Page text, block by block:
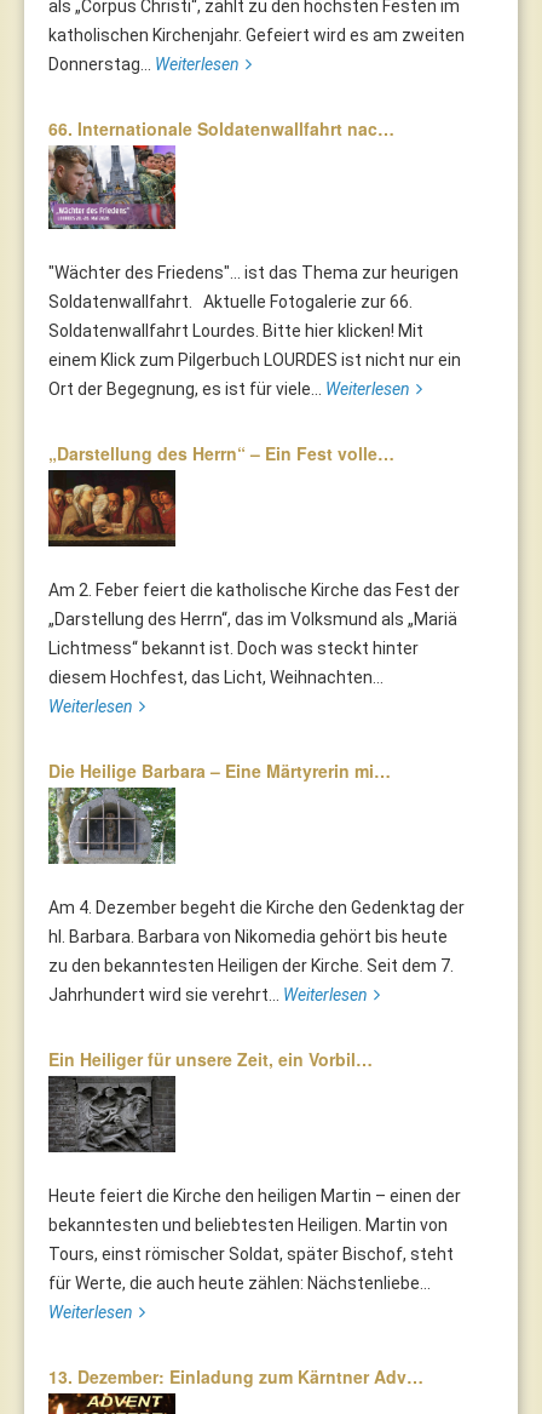
als „Corpus Christi“, zählt zu den höchsten Festen im
katholischen Kirchenjahr. Gefeiert wird es am zweiten
Donnerstag... Weiterlesen
66. Internationale Soldatenwallfahrt nac…
"Wächter des Friedens"... ist das Thema zur heurigen
Soldatenwallfahrt. Aktuelle Fotogalerie zur 66.
Soldatenwallfahrt Lourdes. Bitte hier klicken! Mit
einem Klick zum Pilgerbuch LOURDES ist nicht nur ein
Ort der Begegnung, es ist für viele... Weiterlesen
„Darstellung des Herrn“ – Ein Fest volle…
Am 2. Feber feiert die katholische Kirche das Fest der
„Darstellung des Herrn“, das im Volksmund als „Mariä
Lichtmess“ bekannt ist. Doch was steckt hinter
diesem Hochfest, das Licht, Weihnachten...
Weiterlesen
Die Heilige Barbara – Eine Märtyrerin mi…
Am 4. Dezember begeht die Kirche den Gedenktag der
hl. Barbara. Barbara von Nikomedia gehört bis heute
zu den bekanntesten Heiligen der Kirche. Seit dem 7.
Jahrhundert wird sie verehrt... Weiterlesen
Ein Heiliger für unsere Zeit, ein Vorbil…
Heute feiert die Kirche den heiligen Martin – einen der
bekanntesten und beliebtesten Heiligen. Martin von
Tours, einst römischer Soldat, später Bischof, steht
für Werte, die auch heute zählen: Nächstenliebe...
Weiterlesen
13. Dezember: Einladung zum Kärntner Adv…